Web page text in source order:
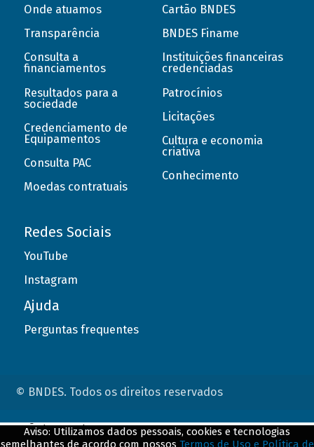
Onde atuamos
Transparência
Consulta a
financiamentos
Resultados para a
sociedade
Credenciamento de
Equipamentos
Consulta PAC
Moedas contratuais
Cartão BNDES
BNDES Finame
Instituições financeiras
credenciadas
Patrocínios
Licitações
Cultura e economia
criativa
Conhecimento
Redes Sociais
YouTube
Instagram
Ajuda
Perguntas frequentes
© BNDES. Todos os direitos reservados
Aviso: Utilizamos dados pessoais, cookies e tecnologias
semelhantes de acordo com nossos Termos de Uso e Política de
ConteÃºdo complementar